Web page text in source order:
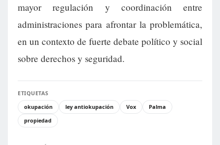
mayor regulación y coordinación entre
administraciones para afrontar la problemática,
en un contexto de fuerte debate político y social
sobre derechos y seguridad.
ETIQUETAS
okupación
ley antiokupación Vox
Palma
propiedad